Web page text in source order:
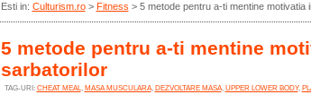
Esti in: Culturism.ro> Fitness > 5 metode pentru a-ti mentine motivatia
5 metode pentru a-ti mentine
sarbatorilor
TAG-URI: CHEAT MEAL, MASA MUSCULARA, DEZVOLTARE MASA, UPPER LOWER BODY,